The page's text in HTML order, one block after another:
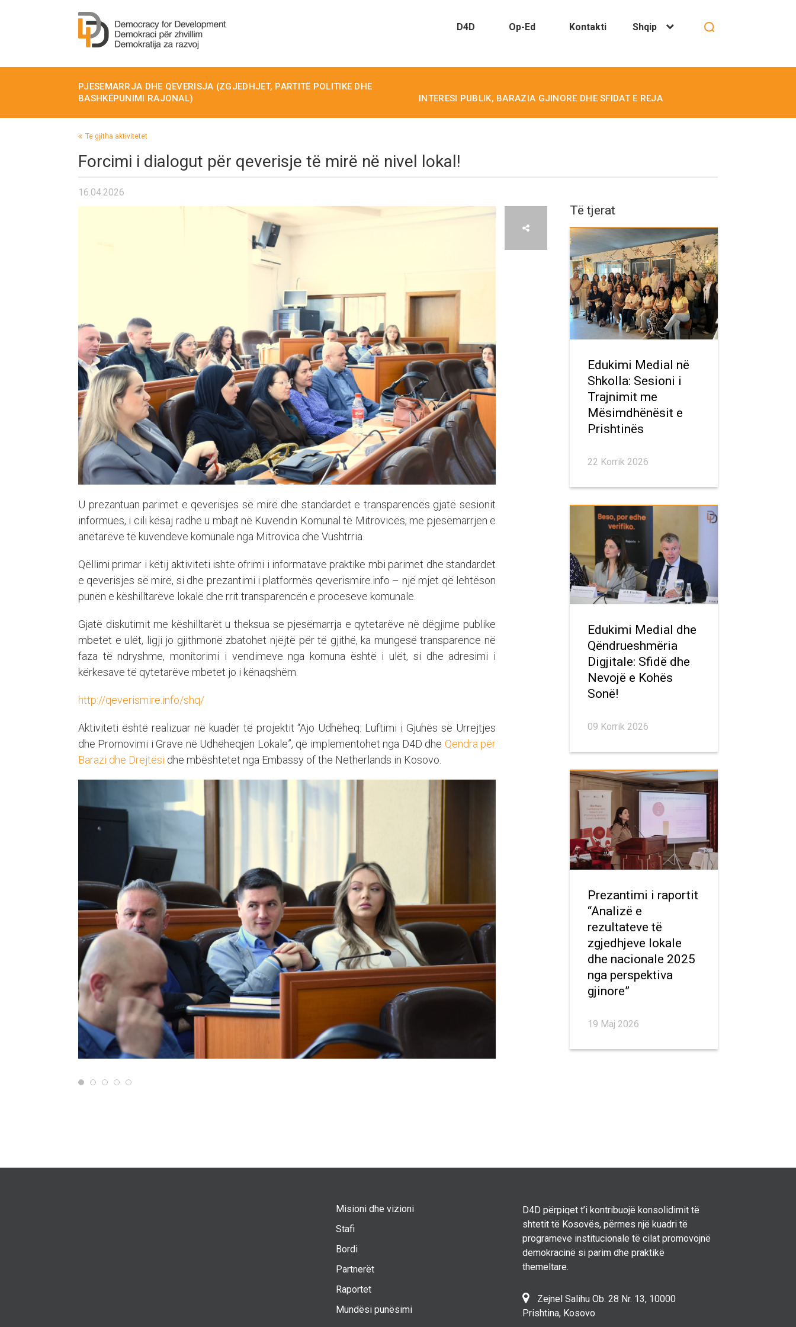
D4D Op-Ed Kontakti Shqip
PJESEMARRJA DHE QEVERISJA (ZGJEDHJET, PARTITË POLITIKE DHE
BASHKËPUNIMI RAJONAL)
INTERESI PUBLIK, BARAZIA GJINORE DHE SFIDAT E REJA
Te gjitha aktivitetet
Forcimi i dialogut për qeverisje të mirë në nivel lokal!
16.04.2026
U prezantuan parimet e qeverisjes së mirë dhe standardet e transparencës gjatë sesionit
informues, i cili kësaj radhe u mbajt në Kuvendin Komunal të Mitrovicës, me pjesëmarrjen e
anëtarëve të kuvendeve komunale nga Mitrovica dhe Vushtrria.
Qëllimi primar i këtij aktiviteti ishte ofrimi i informatave praktike mbi parimet dhe standardet
e qeverisjes së mirë, si dhe prezantimi i platformës qeverismire.info – një mjet që lehtëson
punën e këshilltarëve lokalë dhe rrit transparencën e proceseve komunale.
Gjatë diskutimit me këshilltarët u theksua se pjesëmarrja e qytetarëve në dëgjime publike
mbetet e ulët, ligji jo gjithmonë zbatohet njëjtë për të gjithë, ka mungesë transparence në
faza të ndryshme, monitorimi i vendimeve nga komuna është i ulët, si dhe adresimi i
kërkesave të qytetarëve mbetet jo i kënaqshëm.
http://qeverismire.info/shq/
Aktiviteti është realizuar në kuadër të projektit “Ajo Udhëheq: Luftimi i Gjuhës së Urrejtjes
dhe Promovimi i Grave në Udhëheqjen Lokale”, që implementohet nga D4D dhe Qendra për
Barazi dhe Drejtësi dhe mbështetet nga Embassy of the Netherlands in Kosovo.
Të tjerat
Edukimi Medial në
Shkolla: Sesioni i
Trajnimit me
Mësimdhënësit e
Prishtinës
22 Korrik 2026
Edukimi Medial dhe
Qëndrueshmëria
Digjitale: Sfidë dhe
Nevojë e Kohës
Sonë!
09 Korrik 2026
Prezantimi i raportit
“Analizë e
rezultateve të
zgjedhjeve lokale
dhe nacionale 2025
nga perspektiva
gjinore”
19 Maj 2026
Misioni dhe vizioni
Stafi
Bordi
Partnerët
Raportet
Mundësi punësimi
D4D përpiqet t’i kontribuojë konsolidimit të
shtetit të Kosovës, përmes një kuadri të
programeve institucionale të cilat promovojnë
demokracinë si parim dhe praktikë
themeltare.
Zejnel Salihu Ob. 28 Nr. 13, 10000
Prishtina, Kosovo